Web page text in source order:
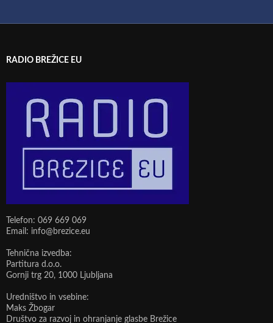
RADIO BREŽICE EU
Telefon: 069 669 069
Email: info@brezice.eu
Tehnična izvedba:
Partitura d.o.o.
Gornji trg 20, 1000 Ljubljana
Uredništvo in vsebine:
Maks Žbogar
Društvo za razvoj in ohranjanje glasbe Brežice